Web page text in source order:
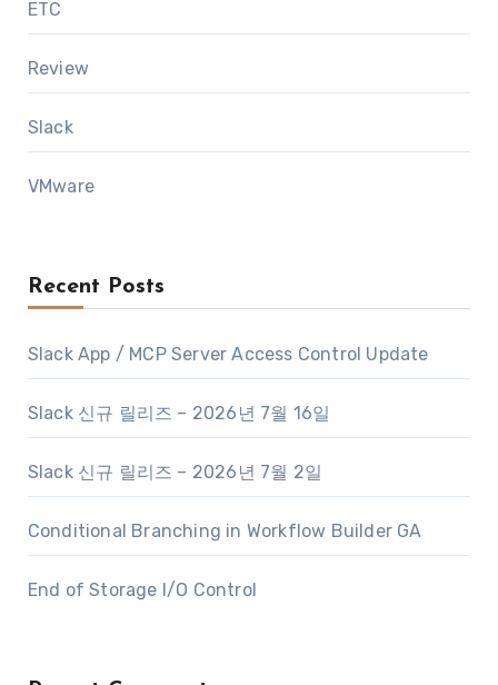
ETC
Review
Slack
VMware
Recent Posts
Slack App / MCP Server Access Control Update
Slack 신규 릴리즈 – 2026년 7월 16일
Slack 신규 릴리즈 – 2026년 7월 2일
Conditional Branching in Workflow Builder GA
End of Storage I/O Control